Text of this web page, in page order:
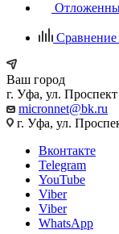
Сравнение
Ваш город
г. Уфа, ул.
micronnet@bk.ru
г. Уфа, ул.
Вконтакте
Telegram
YouTube
Viber
Viber
WhatsApp